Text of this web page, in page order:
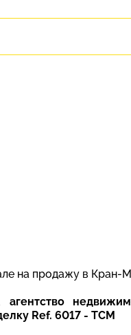
на продажу в Кран-
агентство
Ref. 6017 - TCM